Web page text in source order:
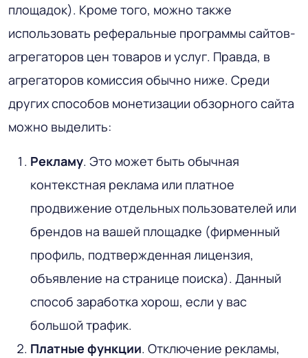
площадок). Кроме того, можно также
использовать реферальные программы сайтов-
агрегаторов цен товаров и услуг. Правда, в
агрегаторов комиссия обычно ниже. Среди
других способов монетизации обзорного сайта
можно выделить:
Рекламу. Это может быть обычная
контекстная реклама или платное
продвижение отдельных пользователей или
брендов на вашей площадке (фирменный
профиль, подтвержденная лицензия,
объявление на странице поиска). Данный
способ заработка хорош, если у вас
большой трафик.
Платные функции. Отключение рекламы,